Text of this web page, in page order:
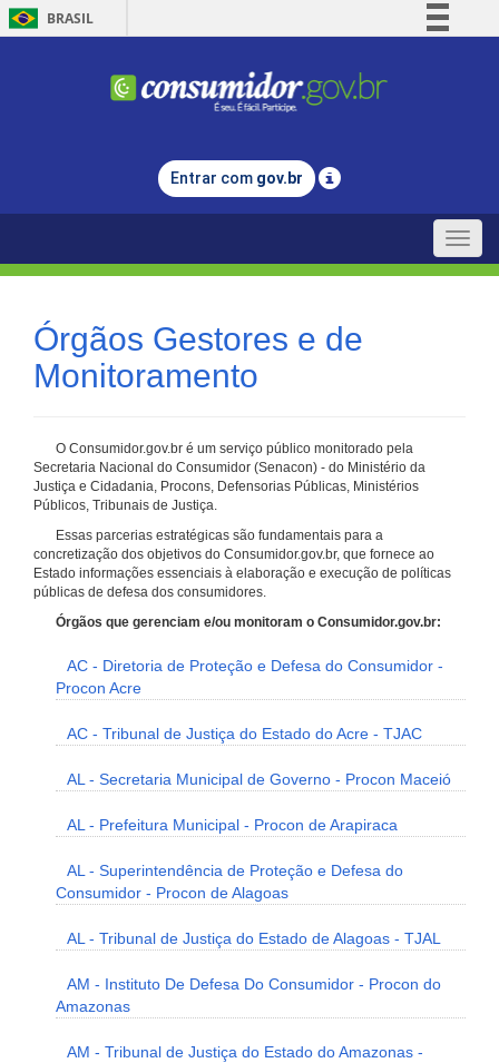
BRASIL
Comunica BR
Legislação
Entrar com gov.br
Toggle
Órgãos Gestores e de
Monitoramento
O Consumidor.gov.br é um serviço público monitorado pela
Secretaria Nacional do Consumidor (Senacon) - do Ministério da
Justiça e Cidadania, Procons, Defensorias Públicas, Ministérios
Públicos, Tribunais de Justiça.
Essas parcerias estratégicas são fundamentais para a
concretização dos objetivos do Consumidor.gov.br, que fornece ao
Estado informações essenciais à elaboração e execução de políticas
públicas de defesa dos consumidores.
Órgãos que gerenciam e/ou monitoram o Consumidor.gov.br:
AC - Diretoria de Proteção e Defesa do Consumidor -
Procon Acre
AC - Tribunal de Justiça do Estado do Acre - TJAC
AL - Secretaria Municipal de Governo - Procon Maceió
AL - Prefeitura Municipal - Procon de Arapiraca
AL - Superintendência de Proteção e Defesa do
Consumidor - Procon de Alagoas
AL - Tribunal de Justiça do Estado de Alagoas - TJAL
AM - Instituto De Defesa Do Consumidor - Procon do
Amazonas
AM - Tribunal de Justiça do Estado do Amazonas -